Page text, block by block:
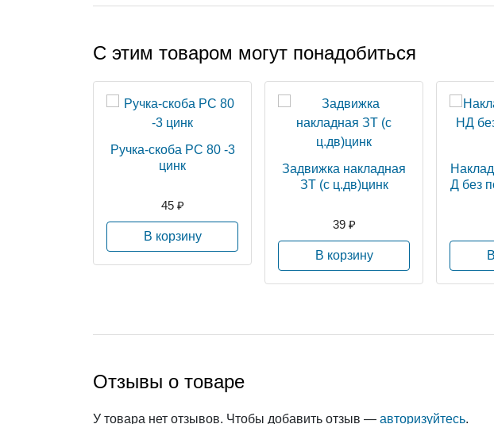
С этим товаром могут понадобиться
Ручка-скоба РС 80 -3
цинк
45 ₽
В корзину
Задвижка накладная
ЗТ (с ц.дв)цинк
39 ₽
В корзину
Д без
Отзывы о товаре
У товара нет отзывов. Чтобы добавить отзыв — авторизуйтесь.